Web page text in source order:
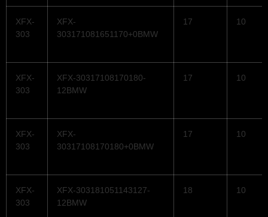
XFX-
303
XFX-
303171081651170+0BMW
17 10
XFX-
303
XFX-30317108170180-
12BMW
17 10
XFX-
303
XFX-
30317108170180+0BMW
17 10
XFX-
303
XFX-303181051143127-
12BMW
18 10